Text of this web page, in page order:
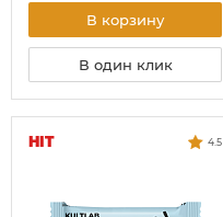
В корзину
В один клик
HIT 4.5